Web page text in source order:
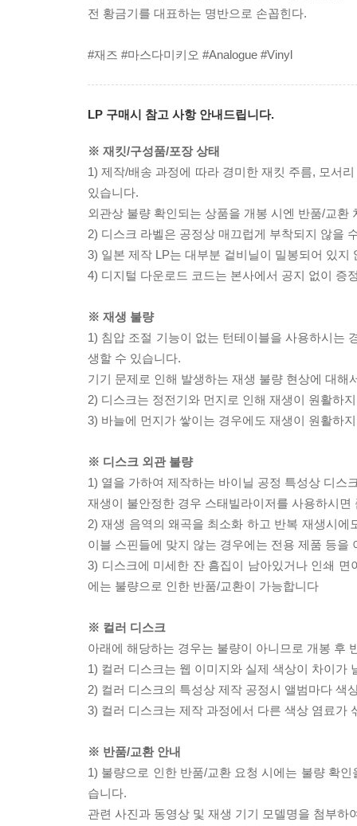
전 황금기를 대표하는 명반으로 손꼽힌다.
#재즈 #마스다미키오 #Analogue #Vinyl
LP 구매시 참고 사항 안내드립니다.
※ 재킷/구성품/포장 상태
1) 제작/배송 과정에 따라 경미한 재킷 주름, 모서
있습니다.
외관상 불량 확인되는 상품을 개봉 시엔 반품/교환
2) 디스크 라벨은 공정상 매끄럽게 부착되지 않을
3) 일본 제작 LP는 대부분 겉비닐이 밀봉되어 있지
4) 디지털 다운로드 코드는 본사에서 공지 없이 증
※ 재생 불량
1) 침압 조절 기능이 없는 턴테이블을 사용하시는
생할 수 있습니다.
기기 문제로 인해 발생하는 재생 불량 현상에 대
2) 디스크는 정전기와 먼지로 인해 재생이 원활하
3) 바늘에 먼지가 쌓이는 경우에도 재생이 원활하
※ 디스크 외관 불량
1) 열을 가하여 제작하는 바이닐 공정 특성상 디스
재생이 불안정한 경우 스태빌라이저를 사용하시
2) 재생 음역의 왜곡을 최소화 하고 반복 재생시
이블 스핀들에 맞지 않는 경우에는 전용 제품 등
3) 디스크에 미세한 잔 흠집이 남아있거나 인쇄
에는 불량으로 인한 반품/교환이 가능합니다
※ 컬러 디스크
아래에 해당하는 경우는 불량이 아니므로 개봉 후
1) 컬러 디스크는 웹 이미지와 실제 색상이 차이가
2) 컬러 디스크의 특성상 제작 공정시 앨범마다 색
3) 컬러 디스크는 제작 과정에서 다른 색상 염료가
※ 반품/교환 안내
1) 불량으로 인한 반품/교환 요청 시에는 불량 확
습니다.
관련 사진과 동영상 및 재생 기기 모델명을 첨부하